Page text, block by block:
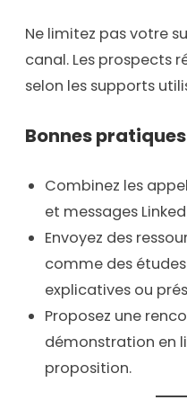
Ne limitez pas votre
canal. Les prospects
selon les supports
Bonnes
Combinez les
et messages
Envoyez des
comme des
explicatives ou
Proposez une
démonstration en
proposition.